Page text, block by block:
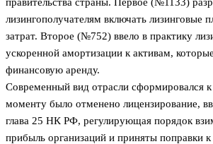
лизингополучателям включать лизинговые
затрат. Второе (№752) ввело в практику
ускоренной амортизации к активам,
финансовую аренду.
Современный вид отрасли сформировался
моменту было отменено лицензирование,
глава 25 НК РФ, регулирующая порядок
прибыль организаций и приняты поправки к